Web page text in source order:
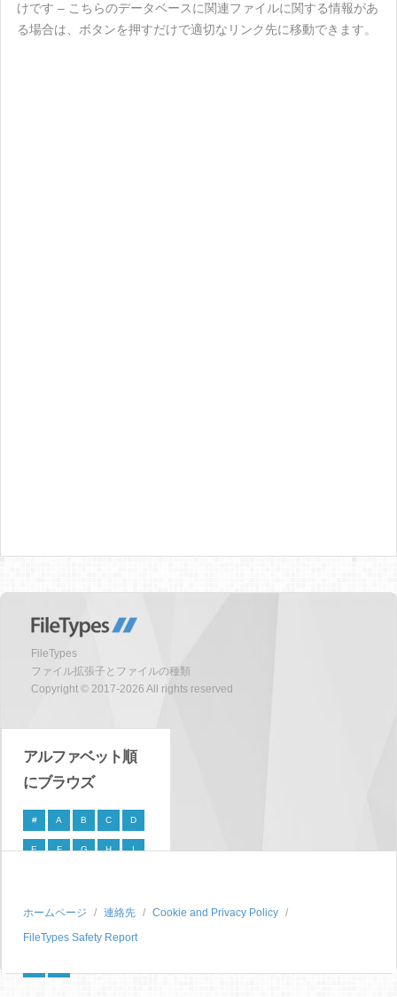
けです – こちらのデータベースに関連ファイルに関する情報があ
る場合は、ボタンを押すだけで適切なリンク先に移動できます。
FileTypes
ファイル拡張子とファイルの種類
Copyright © 2017-2026 All rights reserved
アルファベット順
にブラウズ
# A B C D
E F G H I
P Q R S
T U V W X
ホームページ 連絡先
Cookie and Privacy Policy
FileTypes Safety Report